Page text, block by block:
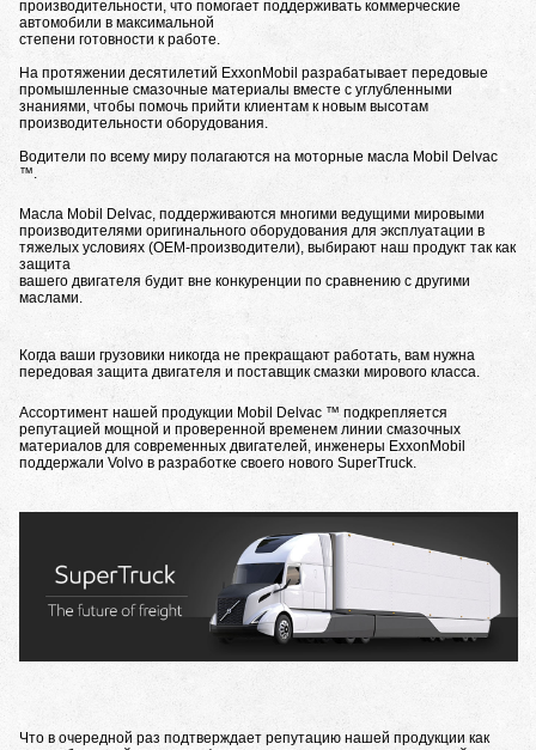
производительности, что помогает поддерживать коммерческие
автомобили в максимальной
степени готовности к работе.
На протяжении десятилетий ExxonMobil разрабатывает передовые
промышленные смазочные материалы вместе с углубленными
знаниями, чтобы помочь прийти клиентам к новым высотам
производительности оборудования.
Водители по всему миру полагаются на моторные масла Mobil Delvac
™.
Масла Mobil Delvac, поддерживаются многими ведущими мировыми
производителями оригинального оборудования для эксплуатации в
тяжелых условиях (OEM-производители), выбирают наш продукт так как
защита
вашего двигателя будит вне конкуренции по сравнению с другими
маслами.
Когда ваши грузовики никогда не прекращают работать, вам нужна
передовая защита двигателя и поставщик смазки мирового класса.
Ассортимент нашей продукции Mobil Delvac ™ подкрепляется
репутацией мощной и проверенной временем линии смазочных
материалов для современных двигателей, инженеры ExxonMobil
поддержали Volvo в разработке своего нового SuperTruck.
Что в очередной раз подтверждает репутацию нашей продукции как